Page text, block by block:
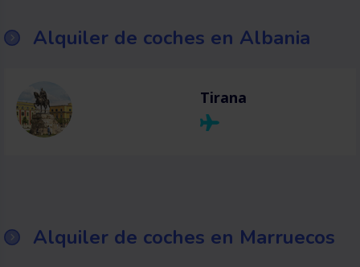
Alquiler de coches en Albania
Tirana
Alquiler de coches en Marruecos